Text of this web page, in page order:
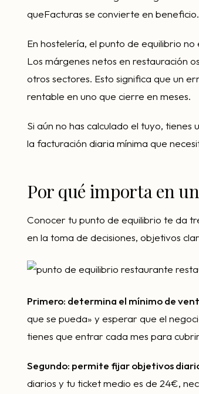
queFacturas se convierte en beneficio.
En hostelería, el punto de equilibrio
Los márgenes netos en restauración
otros sectores. Esto significa que un
rentable en uno que cierre en meses.
Si aún no has calculado el tuyo, tienes
la facturación diaria mínima que
Por qué importa en
Conocer tu punto de equilibrio te da
en la toma de decisiones, objetivos
Primero: determina el mínimo de
que se pueda» y esperar que el
tienes que entrar cada mes para
Segundo: permite fijar objetivos
diarios y tu ticket medio es de 24€,